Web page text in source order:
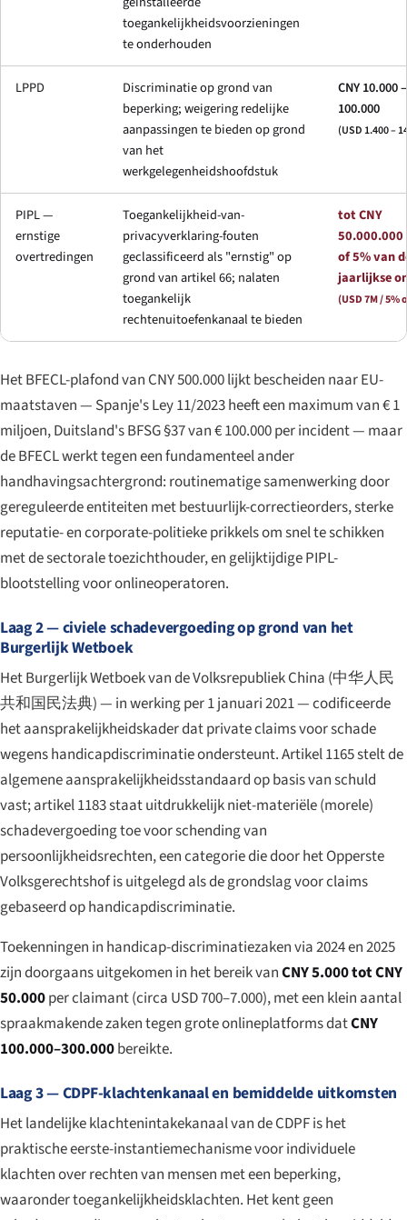
toegankelijkheidsvoorzieningen
te onderhouden
LPPD
Discriminatie op grond van
beperking; weigering redelijke
aanpassingen te bieden op grond
van het
werkgelegenheidshoofdstuk
CNY 10.000 –
100.000
(USD 1.400 –
PIPL —
ernstige
overtredingen
Toegankelijkheid-van-
privacyverklaring-fouten
geclassificeerd als "ernstig" op
grond van artikel 66; nalaten
toegankelijk
rechtenuitoefenkanaal te bieden
tot CNY
50.000.000
of 5% van
jaarlijkse
(USD 7M / 5%
Het BFECL-plafond van CNY 500.000 lijkt bescheiden naar EU-
maatstaven — Spanje's Ley 11/2023 heeft een maximum van € 1
miljoen, Duitsland's BFSG §37 van € 100.000 per incident — maar
de BFECL werkt tegen een fundamenteel ander
handhavingsachtergrond: routinematige samenwerking door
gereguleerde entiteiten met bestuurlijk-correctieorders, sterke
reputatie- en corporate-politieke prikkels om snel te schikken
met de sectorale toezichthouder, en gelijktijdige PIPL-
blootstelling voor onlineoperatoren.
Laag 2 — civiele schadevergoeding op grond van het
Burgerlijk Wetboek
Het Burgerlijk Wetboek van de Volksrepubliek China (中华人民
共和国民法典) — in werking per 1 januari 2021 — codificeerde
het aansprakelijkheidskader dat private claims voor schade
wegens handicapdiscriminatie ondersteunt. Artikel 1165 stelt de
algemene aansprakelijkheidsstandaard op basis van schuld
vast; artikel 1183 staat uitdrukkelijk niet-materiële (morele)
schadevergoeding toe voor schending van
persoonlijkheidsrechten, een categorie die door het Opperste
Volksgerechtshof is uitgelegd als de grondslag voor claims
gebaseerd op handicapdiscriminatie.
Toekenningen in handicap-discriminatiezaken via 2024 en 2025
zijn doorgaans uitgekomen in het bereik vanCNY 5.000 tot CNY
50.000per claimant (circa USD 700–7.000), met een klein aantal
spraakmakende zaken tegen grote onlineplatforms datCNY
100.000–300.000bereikte.
Laag 3 — CDPF-klachtenkanaal en bemiddelde uitkomsten
Het landelijke klachtenintakekanaal van de CDPF is het
praktische eerste-instantiemechanisme voor individuele
klachten over rechten van mensen met een beperking,
waaronder toegankelijkheidsklachten. Het kent geen